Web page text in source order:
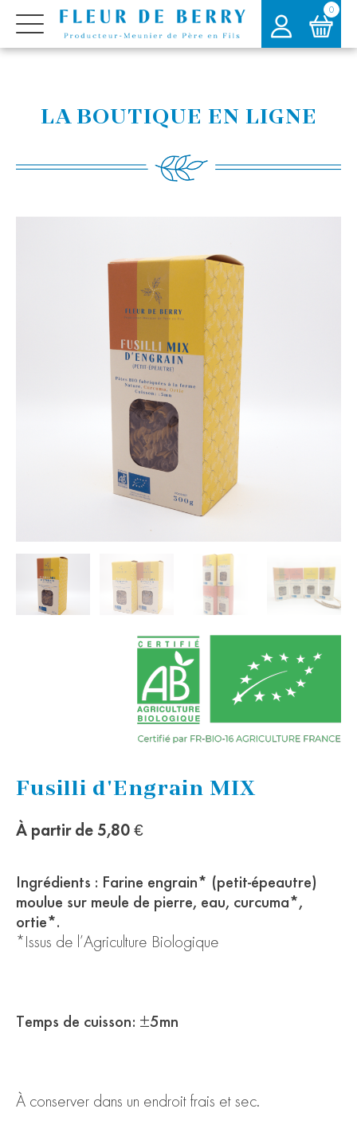
0
LA BOUTIQUE EN LIGNE
Fusilli d'Engrain MIX
À partir de 5,80 €
Ingrédients : Farine engrain* (petit-épeautre)
moulue sur meule de pierre, eau, curcuma*,
ortie*.
*Issus de l’Agriculture Biologique
Temps de cuisson : ±5mn
À conserver dans un endroit frais et sec.